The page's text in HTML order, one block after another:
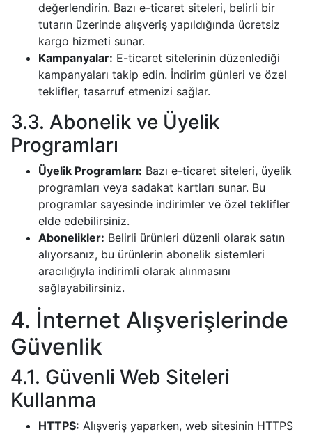
değerlendirin. Bazı e-ticaret siteleri, belirli bir
tutarın üzerinde alışveriş yapıldığında ücretsiz
kargo hizmeti sunar.
Kampanyalar: E-ticaret sitelerinin düzenlediği
kampanyaları takip edin. İndirim günleri ve özel
teklifler, tasarruf etmenizi sağlar.
3.3. Abonelik ve Üyelik
Programları
Üyelik Programları: Bazı e-ticaret siteleri, üyelik
programları veya sadakat kartları sunar. Bu
programlar sayesinde indirimler ve özel teklifler
elde edebilirsiniz.
Abonelikler: Belirli ürünleri düzenli olarak satın
alıyorsanız, bu ürünlerin abonelik sistemleri
aracılığıyla indirimli olarak alınmasını
sağlayabilirsiniz.
4. İnternet Alışverişlerinde
Güvenlik
4.1. Güvenli Web Siteleri
Kullanma
HTTPS: Alışveriş yaparken, web sitesinin HTTPS